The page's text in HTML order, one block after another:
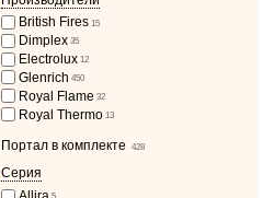
British Fires 15
Dimplex 35
Electrolux 12
Glenrich 450
Royal Flame 32
Royal Thermo 13
Портал в комплекте 428
Серия